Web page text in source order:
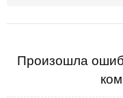
Произошла